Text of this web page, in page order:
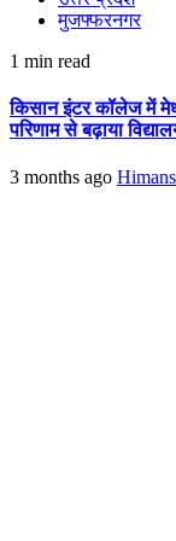
मुजफ्फरनगर
1 min read
किसान इंटर कॉलेज में
परिणाम से बढ़ाया
3 months ago